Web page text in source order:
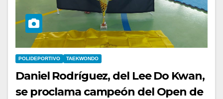
POLIDEPORTIVO TAEKWONDO
Daniel Rodríguez, del Lee Do Kwan,
se proclama campeón del Open de